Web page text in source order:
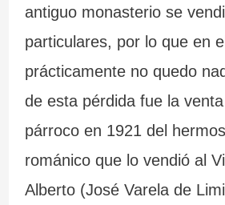
antiguo monasterio se
particulares, por lo que en
prácticamente no quedo
de esta pérdida fue la
párroco en 1921 del
románico que lo vendió al
Alberto (José Varela de